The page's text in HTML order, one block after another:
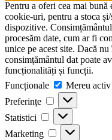
Pentru a oferi cea mai
cookie-uri, pentru a stoca
dispozitive.
procesăm date, cum ar fi
unice pe acest site. Dacă
consimțământul dat poate
funcționalități și funcții.
Funcționale
Funcționale
Mereu activ
Preferințe
Preferințe
Statistici Statistici
Marketing Marketing